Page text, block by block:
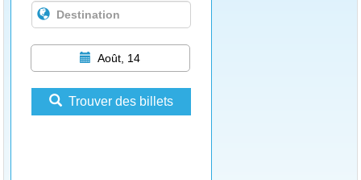
Août, 14
Trouver des billets